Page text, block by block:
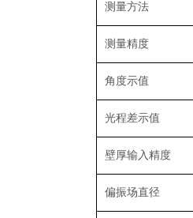
测量方法
测量精度
角度示值
光程差示值
壁厚输入精度
偏振场直径